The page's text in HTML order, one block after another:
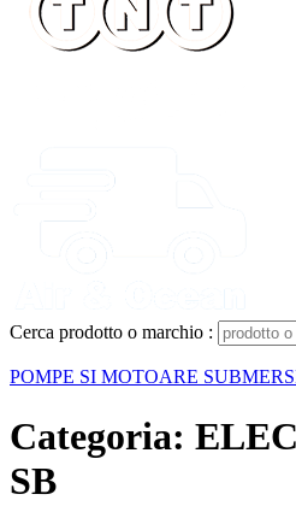
Cerca prodotto o marchio :
POMPE SI MOTOARE
Categoria:
SB